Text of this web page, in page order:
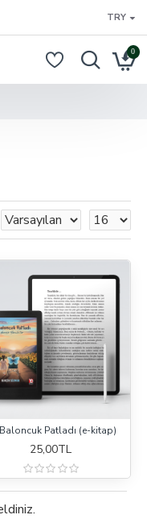
TRY
0
Patladı (e-kitap)
25,00TL